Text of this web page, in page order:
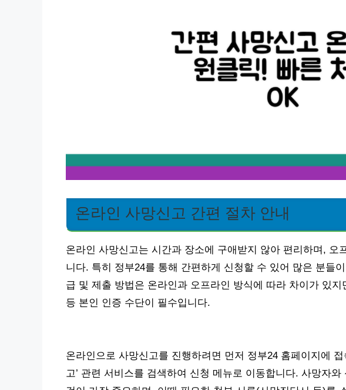
온라인 사망신고 간편 절차 안내
온라인 사망신고는 시간과 장소에 구애받지 않아 편리하며, 오
니다. 특히 정부24를 통해 간편하게 신청할 수 있어 많은 분들
급 및 제출 방법은 온라인과 오프라인 방식에 따라 차이가 있
등 본인 인증 수단이 필수입니다.
온라인으로 사망신고를 진행하려면 먼저 정부24 홈페이지에
고’ 관련 서비스를 검색하여 신청 메뉴로 이동합니다. 사망자